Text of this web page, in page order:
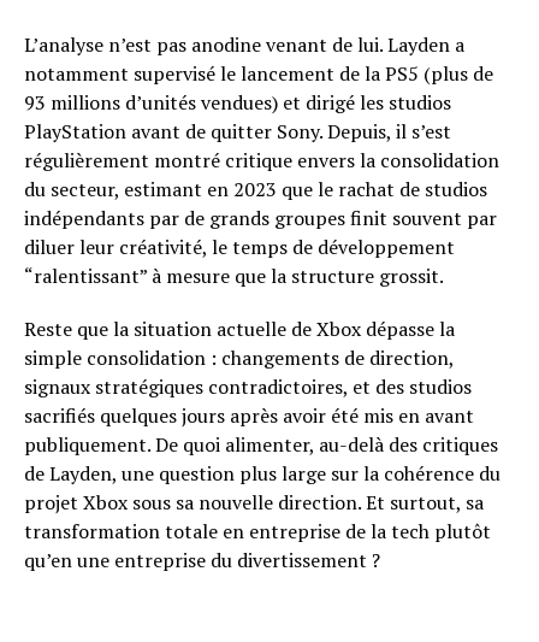
L’analyse n’est pas anodine venant de lui. Layden a
notamment supervisé le lancement de la PS5 (plus de
93 millions d’unités vendues) et dirigé les studios
PlayStation avant de quitter Sony. Depuis, il s’est
régulièrement montré critique envers la consolidation
du secteur, estimant en 2023 que le rachat de studios
indépendants par de grands groupes finit souvent par
diluer leur créativité, le temps de développement
“ralentissant” à mesure que la structure grossit.
Reste que la situation actuelle de Xbox dépasse la
simple consolidation : changements de direction,
signaux stratégiques contradictoires, et des studios
sacrifiés quelques jours après avoir été mis en avant
publiquement. De quoi alimenter, au-delà des critiques
de Layden, une question plus large sur la cohérence du
projet Xbox sous sa nouvelle direction. Et surtout, sa
transformation totale en entreprise de la tech plutôt
qu’en une entreprise du divertissement ?